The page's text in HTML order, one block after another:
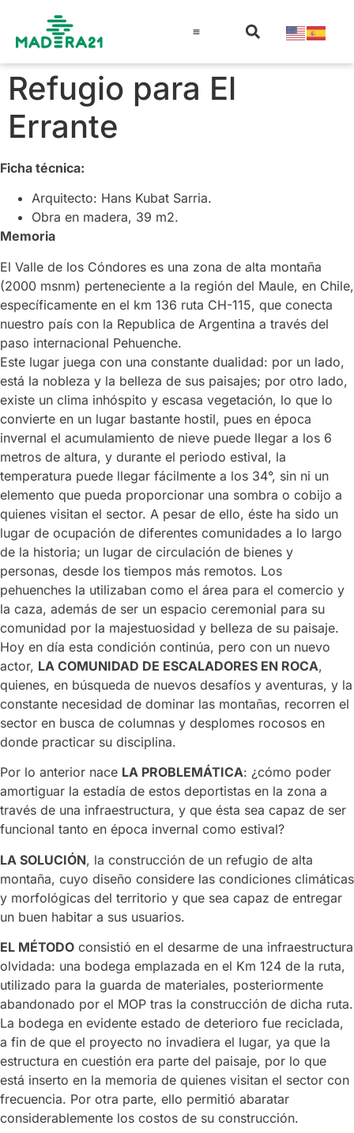
Refugio para El
Errante
Ficha técnica:
Arquitecto: Hans Kubat Sarria.
Obra en madera, 39 m2.
Memoria
El Valle de los Cóndores es una zona de alta montaña
(2000 msnm) perteneciente a la región del Maule, en Chile,
específicamente en el km 136 ruta CH-115, que conecta
nuestro país con la Republica de Argentina a través del
paso internacional Pehuenche.
Este lugar juega con una constante dualidad: por un lado,
está la nobleza y la belleza de sus paisajes; por otro lado,
existe un clima inhóspito y escasa vegetación, lo que lo
convierte en un lugar bastante hostil, pues en época
invernal el acumulamiento de nieve puede llegar a los 6
metros de altura, y durante el periodo estival, la
temperatura puede llegar fácilmente a los 34°, sin ni un
elemento que pueda proporcionar una sombra o cobijo a
quienes visitan el sector. A pesar de ello, éste ha sido un
lugar de ocupación de diferentes comunidades a lo largo
de la historia; un lugar de circulación de bienes y
personas, desde los tiempos más remotos. Los
pehuenches la utilizaban como el área para el comercio y
la caza, además de ser un espacio ceremonial para su
comunidad por la majestuosidad y belleza de su paisaje.
Hoy en día esta condición continúa, pero con un nuevo
actor, LA COMUNIDAD DE ESCALADORES EN ROCA,
quienes, en búsqueda de nuevos desafíos y aventuras, y la
constante necesidad de dominar las montañas, recorren el
sector en busca de columnas y desplomes rocosos en
donde practicar su disciplina.
Por lo anterior nace LA PROBLEMÁTICA: ¿cómo poder
amortiguar la estadía de estos deportistas en la zona a
través de una infraestructura, y que ésta sea capaz de ser
funcional tanto en época invernal como estival?
LA SOLUCIÓN, la construcción de un refugio de alta
montaña, cuyo diseño considere las condiciones climáticas
y morfológicas del territorio y que sea capaz de entregar
un buen habitar a sus usuarios.
EL MÉTODO consistió en el desarme de una infraestructura
olvidada: una bodega emplazada en el Km 124 de la ruta,
utilizado para la guarda de materiales, posteriormente
abandonado por el MOP tras la construcción de dicha ruta.
La bodega en evidente estado de deterioro fue reciclada,
a fin de que el proyecto no invadiera el lugar, ya que la
estructura en cuestión era parte del paisaje, por lo que
está inserto en la memoria de quienes visitan el sector con
frecuencia. Por otra parte, ello permitió abaratar
considerablemente los costos de su construcción.